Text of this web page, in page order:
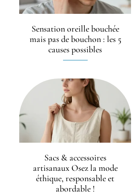
Sensation oreille bouchée
mais pas de bouchon : les 5
causes possibles
Sacs & accessoires
artisanaux Osez la mode
éthique, responsable et
abordable !